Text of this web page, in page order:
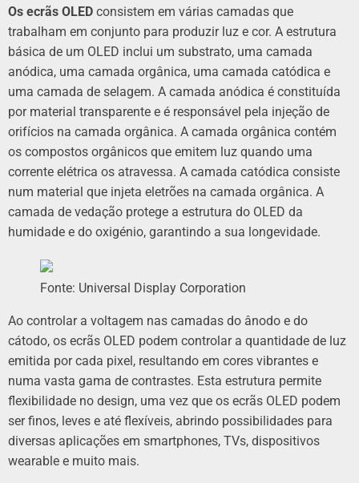
Os ecrãs OLED consistem em várias camadas que
trabalham em conjunto para produzir luz e cor. A estrutura
básica de um OLED inclui um substrato, uma camada
anódica, uma camada orgânica, uma camada catódica e
uma camada de selagem. A camada anódica é constituída
por material transparente e é responsável pela injeção de
orifícios na camada orgânica. A camada orgânica contém
os compostos orgânicos que emitem luz quando uma
corrente elétrica os atravessa. A camada catódica consiste
num material que injeta eletrões na camada orgânica. A
camada de vedação protege a estrutura do OLED da
humidade e do oxigénio, garantindo a sua longevidade.
Fonte: Universal Display Corporation
Ao controlar a voltagem nas camadas do ânodo e do
cátodo, os ecrãs OLED podem controlar a quantidade de luz
emitida por cada pixel, resultando em cores vibrantes e
numa vasta gama de contrastes. Esta estrutura permite
flexibilidade no design, uma vez que os ecrãs OLED podem
ser finos, leves e até flexíveis, abrindo possibilidades para
diversas aplicações em smartphones, TVs, dispositivos
wearable e muito mais.